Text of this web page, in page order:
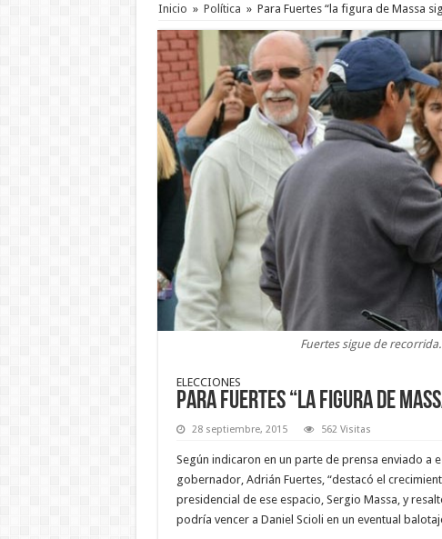
Inicio » Política » Para Fuertes “la figura de Massa
Fuertes sigue de
ELECCIONES
Para Fuertes “la figura de
28 septiembre, 2015 562 Visitas
Según indicaron en un parte de prensa enviado a
gobernador, Adrián Fuertes, “destacó el
presidencial de ese espacio, Sergio Massa, y
podría vencer a Daniel Scioli en un eventual